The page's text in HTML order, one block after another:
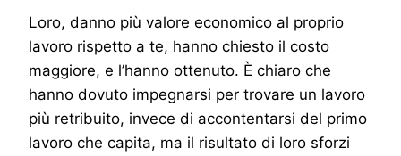
Loro, danno più valore economico al proprio
lavoro rispetto a te, hanno chiesto il costo
maggiore, e l’hanno ottenuto. È chiaro che
hanno dovuto impegnarsi per trovare un lavoro
più retribuito, invece di accontentarsi del primo
lavoro che capita, ma il risultato di loro sforzi